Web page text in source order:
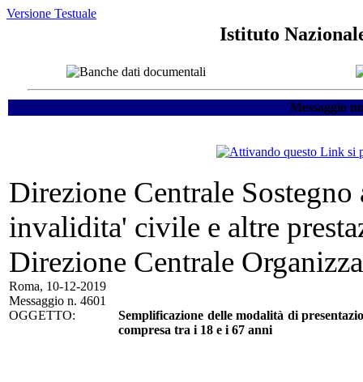
Versione Testuale
Istituto
Messaggio
Direzione Centrale
invalidita' civile e altre
Direzione Centrale
Roma, 10-12-2019
Messaggio n. 4601
OGGETTO:
Semplificazione delle modalità di
compresa tra i 18 e i 67 anni